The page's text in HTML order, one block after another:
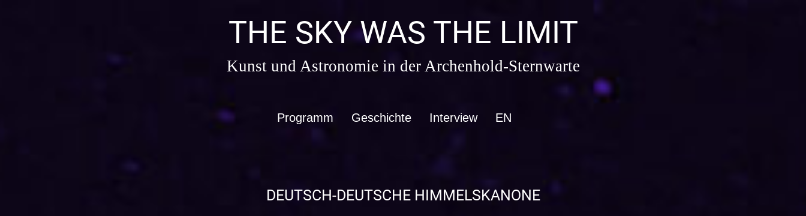
THE SKY WAS THE LIMIT
Kunst und Astronomie in der Archenhold-Sternwarte
Programm Geschichte Interview EN
DEUTSCH-DEUTSCHE HIMMELSKANONE